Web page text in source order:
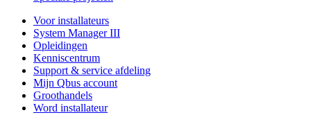
Voor installateurs
System Manager III
Opleidingen
Kenniscentrum
Support & service afdeling
Mijn Qbus account
Groothandels
Word installateur